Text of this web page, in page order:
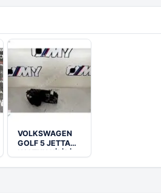
VOLKSWAGEN
GOLF 5 JETTA
KOLTUK KİLİDİ